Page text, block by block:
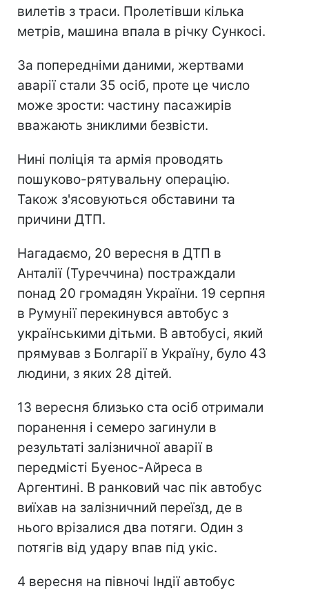
вилетів з траси. Пролетівши кілька
метрів, машина впала в річку Сункосі.
За попередніми даними, жертвами
аварії стали 35 осіб, проте це число
може зрости: частину пасажирів
вважають зниклими безвісти.
Нині поліція та армія проводять
пошуково-рятувальну операцію.
Також з'ясовуються обставини та
причини ДТП.
Нагадаємо, 20 вересня в ДТП в
Анталії (Туреччина) постраждали
понад 20 громадян України. 19 серпня
в Румунії перекинувся автобус з
українськими дітьми. В автобусі, який
прямував з Болгарії в Україну, було 43
людини, з яких 28 дітей.
13 вересня близько ста осіб отримали
поранення і семеро загинули в
результаті залізничної аварії в
передмісті Буенос-Айреса в
Аргентині. В ранковий час пік автобус
виїхав на залізничний переїзд, де в
нього врізалися два потяги. Один з
потягів від удару впав під укіс.
4 вересня на півночі Індії автобус